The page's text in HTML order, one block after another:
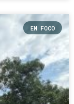
EM FOCO